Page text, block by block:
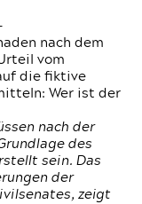
nach dem
vom
die fiktive
Wer ist der
nach der
des
sein. Das
der
zeigt